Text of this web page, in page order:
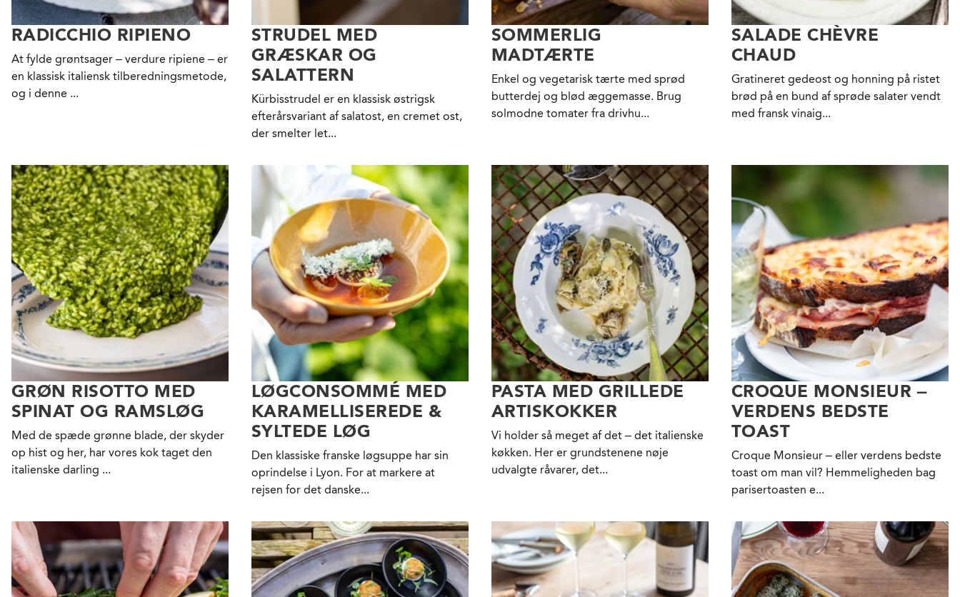
RADICCHIO RIPIENO
At fylde grøntsager – verdure ripiene – er
en klassisk italiensk tilberedningsmetode,
og i denne ...
STRUDEL MED
GRÆSKAR OG
SALATTERN
Kürbisstrudel er en klassisk østrigsk
efterårsvariant af salatost, en cremet ost,
der smelter let...
SOMMERLIG
MADTÆRTE
Enkel og vegetarisk tærte med sprød
butterdej og blød æggemasse. Brug
solmodne tomater fra drivhu...
SALADE CHÈVRE
CHAUD
Gratineret gedeost og honning på ristet
brød på en bund af sprøde salater vendt
med fransk vinaig...
GRØN RISOTTO MED
SPINAT OG RAMSLØG
Med de spæde grønne blade, der skyder
op hist og her, har vores kok taget den
italienske darling ...
LØGCONSOMMÉ MED
KARAMELLISEREDE &
SYLTEDE LØG
Den klassiske franske løgsuppe har sin
oprindelse i Lyon. For at markere at
rejsen for det danske...
PASTA MED GRILLEDE
ARTISKOKKER
Vi holder så meget af det – det italienske
køkken. Her er grundstenene nøje
udvalgte råvarer, det...
CROQUE MONSIEUR –
VERDENS BEDSTE
TOAST
Croque Monsieur – eller verdens bedste
toast om man vil? Hemmeligheden bag
parisertoasten e...